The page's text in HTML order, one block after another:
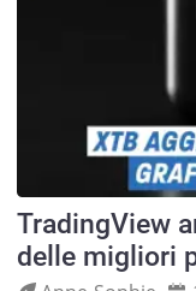
TradingView
delle migliori